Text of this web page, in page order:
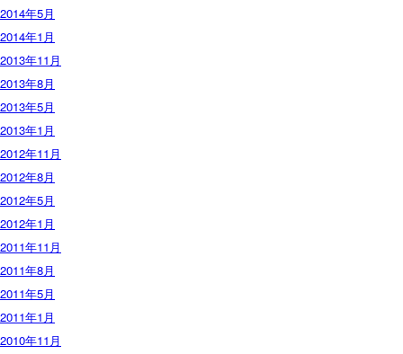
2014年5月
2014年1月
2013年11月
2013年8月
2013年5月
2013年1月
2012年11月
2012年8月
2012年5月
2012年1月
2011年11月
2011年8月
2011年5月
2011年1月
2010年11月